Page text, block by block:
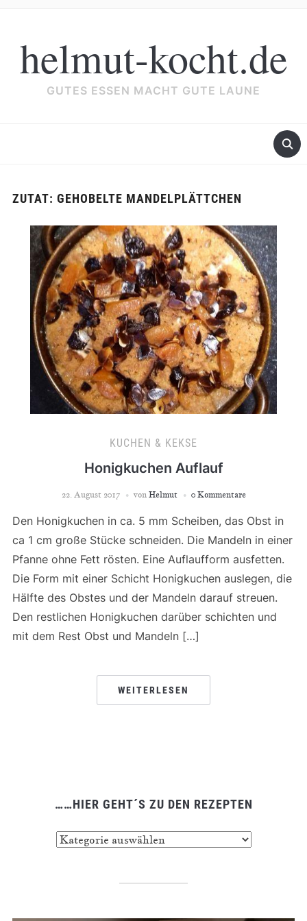
helmut-kocht.de
GUTES ESSEN MACHT GUTE LAUNE
……HIER GEHT´S ZU DEN REZEPTEN
ZUTAT: GEHOBELTE MANDELPLÄTTCHEN
KUCHEN & KEKSE
Honigkuchen Auflauf
22. August 2017 von Helmut 0 Kommentare
Den Honigkuchen in ca. 5 mm Scheiben, das Obst in
ca 1 cm große Stücke schneiden. Die Mandeln in einer
Pfanne ohne Fett rösten. Eine Auflaufform ausfetten.
Die Form mit einer Schicht Honigkuchen auslegen, die
Hälfte des Obstes und der Mandeln darauf streuen.
Den restlichen Honigkuchen darüber schichten und
mit dem Rest Obst und Mandeln […]
WEITERLESEN